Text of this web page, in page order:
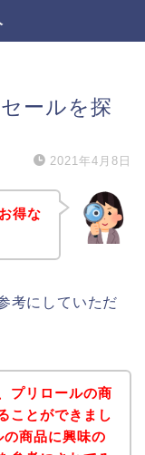
ールを探
2021年4月8日
得な
考にしていただ
プリロールの商
ことができまし
商品に興味の